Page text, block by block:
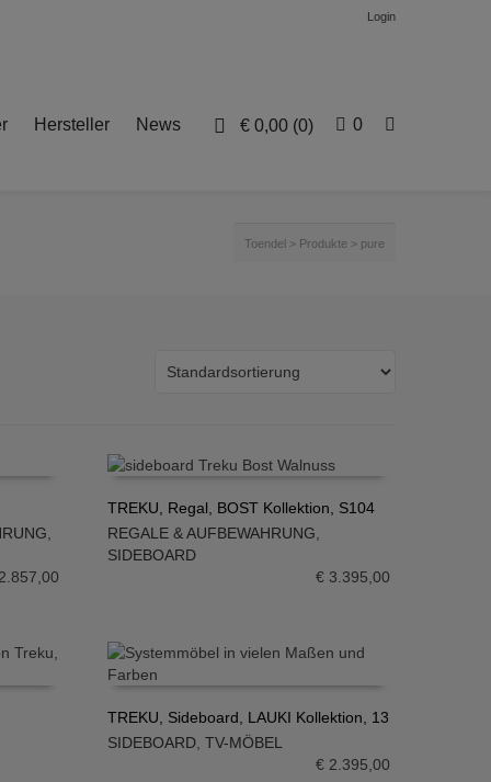
Login
€ 0,00 (0) 0
Hersteller News
Toendel > Produkte > pure
,
IN DEN WARENKORB
TREKU, Regal, BOST Kollektion, S104
REGALE & AUFBEWAHRUNG,
SIDEBOARD
€ 3.395,00
IN DEN WARENKORB
TREKU, Sideboard, LAUKI Kollektion, 13
SIDEBOARD ,TV-MÖBEL
€ 2.395,00